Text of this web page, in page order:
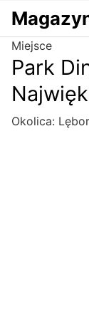
Przejdź do
Miejsce
Park
Okolica: